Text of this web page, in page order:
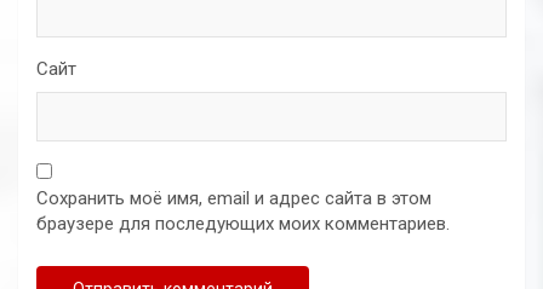
Сайт
Сохранить моё имя, email и адрес сайта в этом
браузере для последующих моих комментариев.